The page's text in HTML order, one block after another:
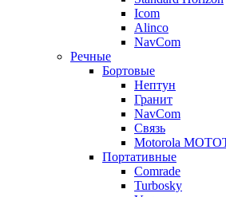
Icom
Alinco
NavCom
Речные
Бортовые
Нептун
Гранит
NavCom
Связь
Motorola
Портативные
Comrade
Turbosky